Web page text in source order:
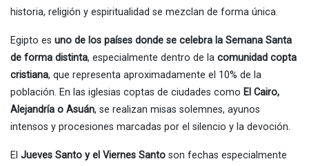
historia, religión y espiritualidad se mezclan de forma única.
Egipto es uno de los países donde se celebra la Semana Santa
de forma distinta, especialmente dentro de la comunidad copta
cristiana, que representa aproximadamente el 10% de la
población. En las iglesias coptas de ciudades como El Cairo,
Alejandría o Asuán, se realizan misas solemnes, ayunos
intensos y procesiones marcadas por el silencio y la devoción.
El Jueves Santo y el Viernes Santo son fechas especialmente